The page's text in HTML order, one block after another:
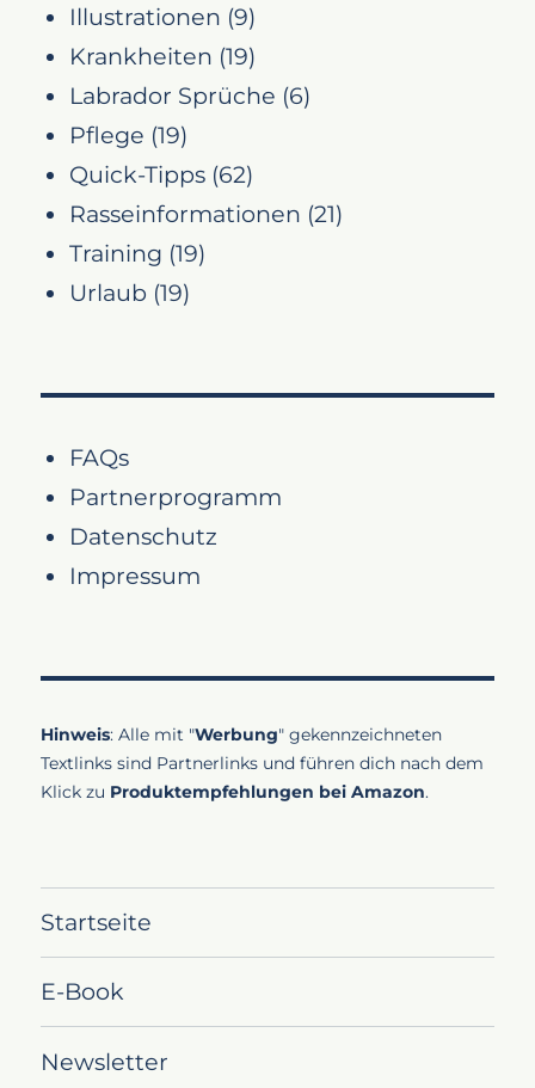
Illustrationen (9)
Krankheiten (19)
Labrador Sprüche (6)
Pflege (19)
Quick-Tipps (62)
Rasseinformationen (21)
Training (19)
Urlaub (19)
FAQs
Partnerprogramm
Datenschutz
Impressum
Hinweis: Alle mit "Werbung" gekennzeichneten
Textlinks sind Partnerlinks und führen dich nach dem
Klick zu Produktempfehlungen bei Amazon.
Startseite
E-Book
Newsletter